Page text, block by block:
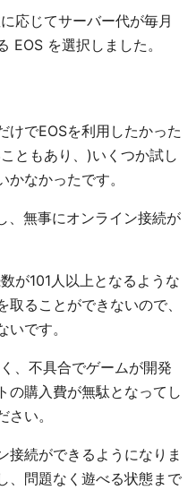
応じてサーバー代が毎月
EOS を選択しました。
けでEOSを利用したかった
ともあり、)いくつか試し
なかったです。
、無事にオンライン接続が
が101人以上となるような
ることができないので、
です。
、不具合でゲームが開発
の購入費が無駄となってし
い。
接続ができるようになりま
、問題なく遊べる状態まで